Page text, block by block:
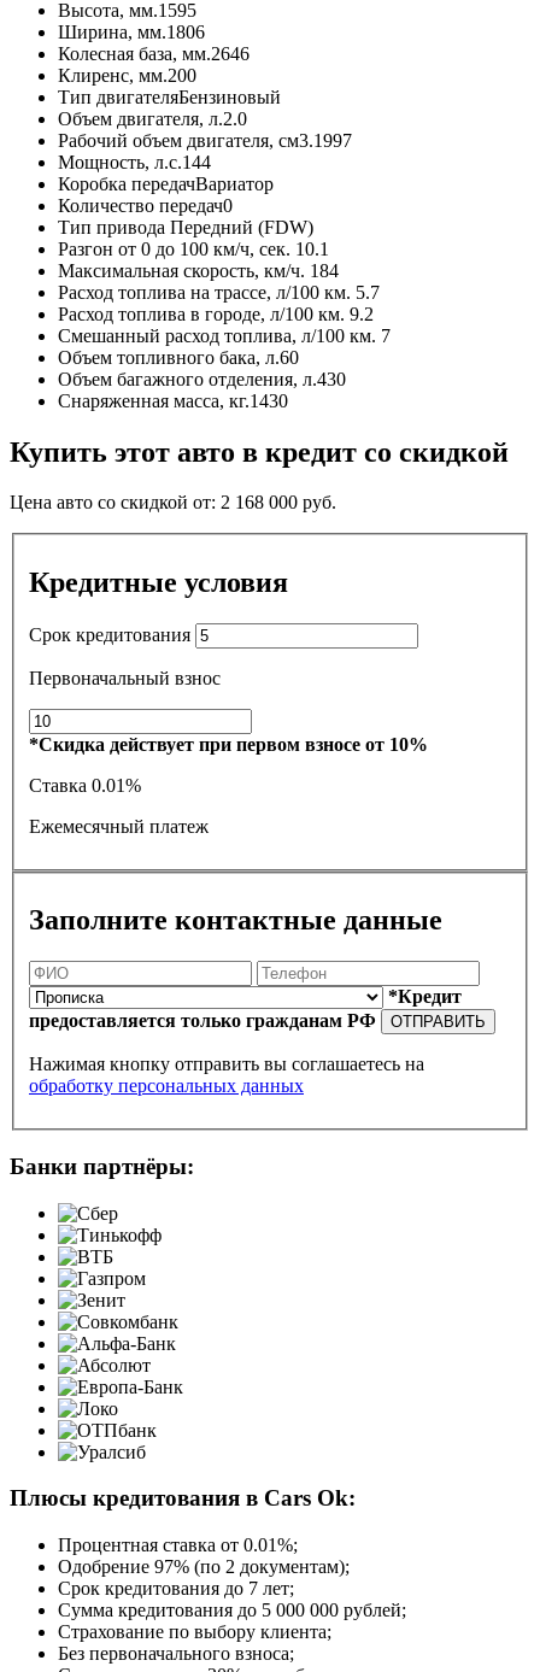
Высота, мм.1595
Ширина, мм.1806
Колесная база, мм.2646
Клиренс, мм.200
Тип двигателяБензиновый
Объем двигателя, л.2.0
Рабочий объем двигателя, см3.1997
Мощность, л.с.144
Коробка передачВариатор
Количество передач0
Тип привода Передний (FDW)
Разгон от 0 до 100 км/ч, сек. 10.1
Максимальная скорость, км/ч. 184
Расход топлива на трассе, л/100 км. 5.7
Расход топлива в городе, л/100 км. 9.2
Смешанный расход топлива, л/100 км. 7
Объем топливного бака, л.60
Объем багажного отделения, л.430
Снаряженная масса, кг.1430
Купить этот авто в кредит со скидкой
Цена авто со скидкой от: 2 168 000 руб.
Кредитные условия
Срок кредитования
Первоначальный взнос
*Скидка действует при первом взносе от 10%
Ставка 0.01%
Ежемесячный платеж
Заполните контактные данные
*Кредит
предоставляется только гражданам РФ
ОТПРАВИТЬ
Нажимая кнопку отправить вы соглашаетесь на
обработку персональных данных
Банки партнёры:
Плюсы кредитования в Cars Ok:
Процентная ставка от 0.01%;
Одобрение 97% (по 2 документам);
Срок кредитования до 7 лет;
Сумма кредитования до 5 000 000 рублей;
Страхование по выбору клиента;
Без первоначального взноса;